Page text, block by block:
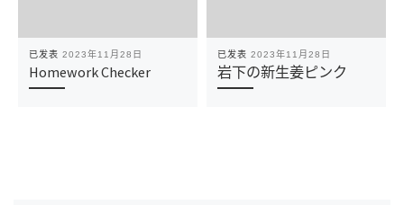
已发表 2023年11月28日
Homework Checker
已发表 2023年11月28日
岩下の新生姜ピンク